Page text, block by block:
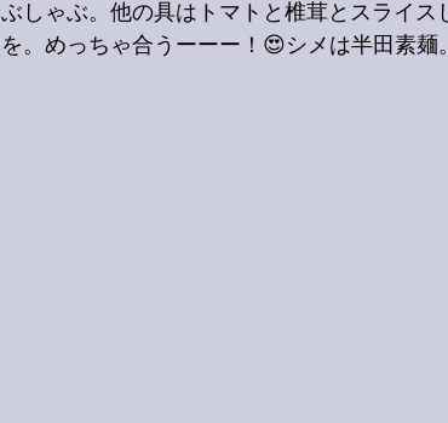
ぶしゃぶ。他の具はトマトと椎茸とスライ
を。めっちゃ合うーーー！😍シメは半田素麺。